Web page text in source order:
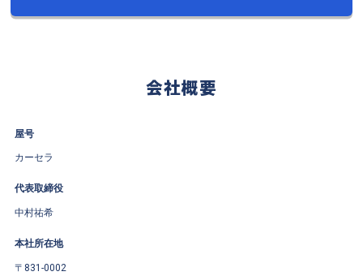
会社概要
屋号
カーセラ
代表取締役
中村祐希
本社所在地
〒831-0002